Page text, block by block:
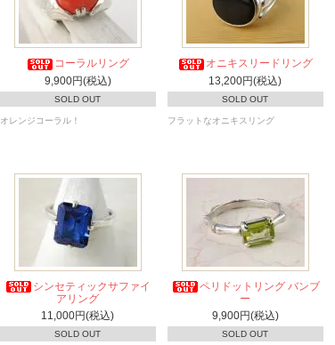
コーラルリング
9,900円(税込)
SOLD OUT
オレンジコーラル！
オニキスリードリング
13,200円(税込)
SOLD OUT
フラットなオニキスリング
シンセティックサファイ
アリング
11,000円(税込)
SOLD OUT
ペリドットリング バンブ
ー
9,900円(税込)
SOLD OUT